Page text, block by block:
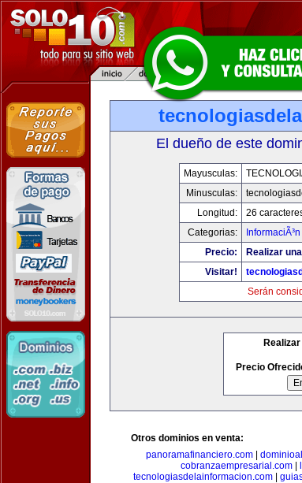
El dueño de este
Mayusculas:
Minusculas:
Longitud:
26
Categorias:
Precio:
Realizar
Visitar!
Serán
Precio
Otros dominios en venta:
panoramafinanciero.com
cobranzaempresarial.com
tecnologiasdelainformacion.com|